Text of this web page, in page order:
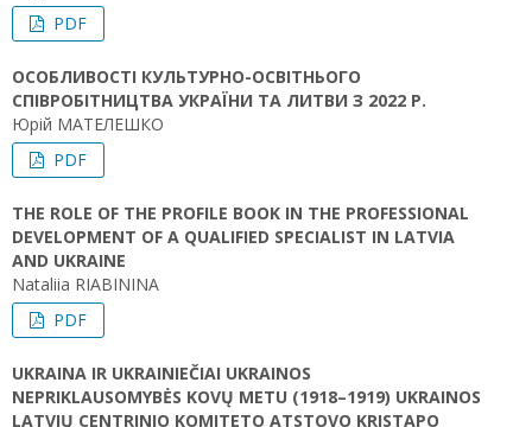
PDF
ОСОБЛИВОСТІ КУЛЬТУРНО-ОСВІТНЬОГО
СПІВРОБІТНИЦТВА УКРАЇНИ ТА ЛИТВИ З 2022 Р.
Юрій МАТЕЛЕШКО
PDF
THE ROLE OF THE PROFILE BOOK IN THE PROFESSIONAL
DEVELOPMENT OF A QUALIFIED SPECIALIST IN LATVIA
AND UKRAINE
Nataliia RIABININA
PDF
UKRAINA IR UKRAINIEČIAI UKRAINOS
NEPRIKLAUSOMYBĖS KOVŲ METU (1918–1919) UKRAINOS
LATVIŲ CENTRINIO KOMITETO ATSTOVO KRISTAPO